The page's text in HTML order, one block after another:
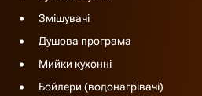
Змішувачі
Душова програма
Мийки кухонні
Бойлери (водонагрівачі)